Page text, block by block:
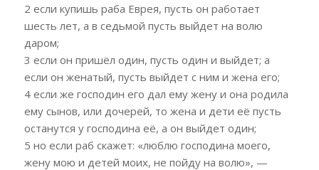
2 если купишь раба Еврея, пусть он работает
шесть лет, а в седьмой пусть выйдет на волю
даром;
3 если он пришёл один, пусть один и выйдет; а
если он женатый, пусть выйдет с ним и жена его;
4 если же господин его дал ему жену и она родила
ему сынов, или дочерей, то жена и дети её пусть
останутся у господина её, а он выйдет один;
5 но если раб скажет: «люблю господина моего,
жену мою и детей моих, не пойду на волю», —